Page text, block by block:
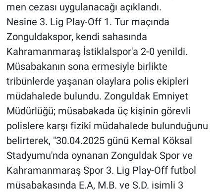
men cezası uygulanacağı açıklandı.
Nesine 3. Lig Play-Off 1. Tur maçında
Zonguldakspor, kendi sahasında
Kahramanmaraş İstiklalspor'a 2-0 yenildi.
Müsabakanın sona ermesiyle birlikte
tribünlerde yaşanan olaylara polis ekipleri
müdahalede bulundu. Zonguldak Emniyet
Müdürlüğü; müsabakada üç kişinin görevli
polislere karşı fiziki müdahalede bulunduğunu
belirterek, "30.04.2025 günü Kemal Köksal
Stadyumu'nda oynanan Zonguldak Spor ve
Kahramanmaraş Spor 3. Lig Play-Off futbol
müsabakasında E.A, M.B. ve S.D. isimli 3